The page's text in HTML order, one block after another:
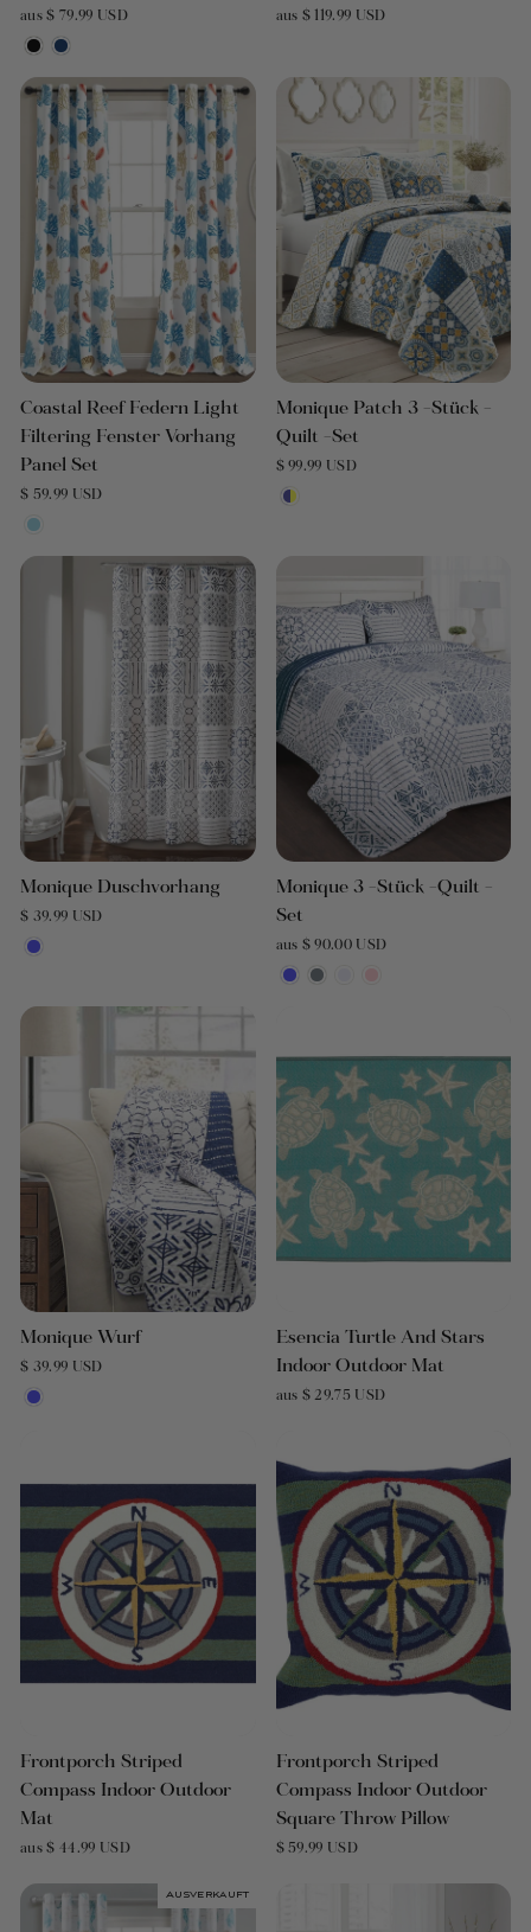
aus $ 79.99 USD aus $ 119.99 USD
Coastal Reef Federn Light
Filtering Fenster Vorhang
Panel Set
$ 59.99 USD
Monique Patch 3 -Stück -
Quilt -Set
$ 99.99 USD
Monique Duschvorhang
$ 39.99 USD
Monique 3 -Stück -Quilt -
Set
aus $ 90.00 USD
Monique Wurf
$ 39.99 USD
Esencia Turtle And Stars
Indoor Outdoor Mat
aus $ 29.75 USD
Frontporch Striped
Compass Indoor Outdoor
Mat
aus $ 44.99 USD
Frontporch Striped
Compass Indoor Outdoor
Square Throw Pillow
$ 59.99 USD
Ausverkauft